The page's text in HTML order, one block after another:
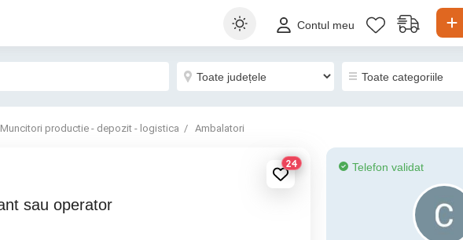
Contul meu
Muncitori productie - depozit - logistica Ambalatori
24 Telefon validat